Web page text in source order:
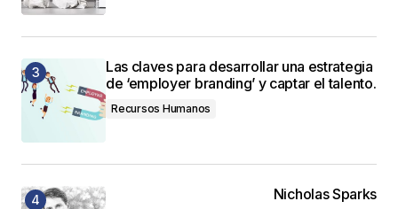
Las claves para desarrollar una estrategia
de ‘employer branding’ y captar el talento.
Recursos Humanos
Nicholas Sparks